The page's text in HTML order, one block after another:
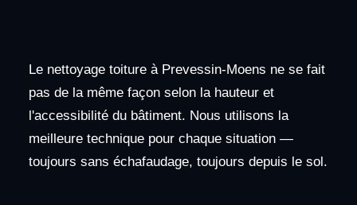
Le nettoyage toiture à Prevessin-Moens ne se fait
pas de la même façon selon la hauteur et
l'accessibilité du bâtiment. Nous utilisons la
meilleure technique pour chaque situation —
toujours sans échafaudage, toujours depuis le sol.